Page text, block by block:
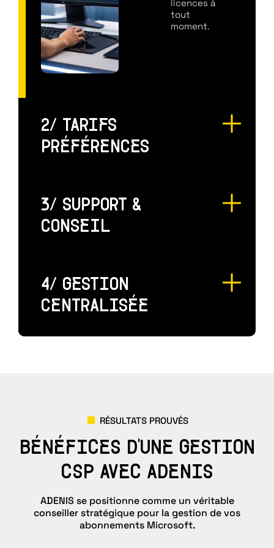
licences à
tout
moment.
2/ TARIFS
PRÉFÉRENCES
3/ SUPPORT &
CONSEIL
4/ GESTION
CENTRALISÉE
RÉSULTATS PROUVÉS
BÉNÉFICES D'UNE GESTION
CSP AVEC ADENIS
ADENIS se positionne comme un véritable
conseiller stratégique pour la gestion de vos
abonnements Microsoft.